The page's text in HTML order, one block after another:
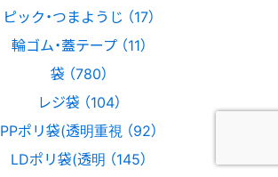
ピック・つまようじ （17）
輪ゴム・蓋テープ （11）
袋 （780）
レジ袋 （104）
PPポリ袋(透明重視 （92）
LDポリ袋(透明 （145）